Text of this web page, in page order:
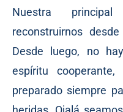
Nuestra
reconstruirnos
Desde luego, no
espíritu
preparado siempre